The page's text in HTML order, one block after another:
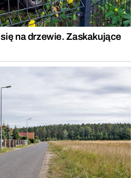
na drzewie. Zaskakujące